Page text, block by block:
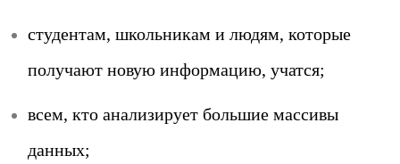
студентам, школьникам и людям, которые
получают новую информацию, учатся;
всем, кто анализирует большие массивы
данных;